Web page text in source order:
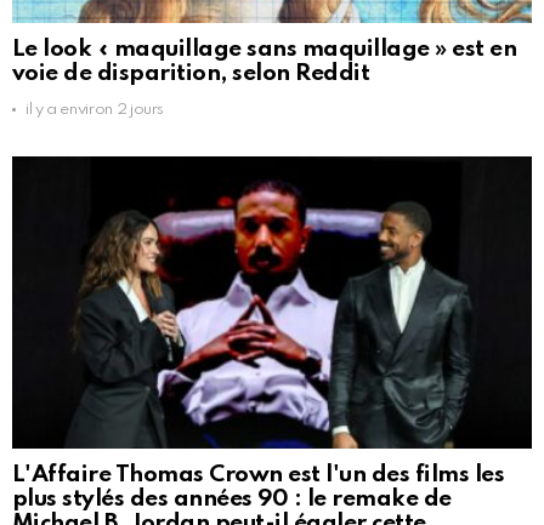
Le look « maquillage sans maquillage » est en
voie de disparition, selon Reddit
il y a environ 2 jours
L'Affaire Thomas Crown est l'un des films les
plus stylés des années 90 : le remake de